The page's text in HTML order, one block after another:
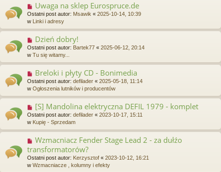
o
s
t
N
o
w
o
s
t
Uwaga na sklep Eurospruce.de
Ostatni post autor: Msawik « 2025-10-14, 10:39
w
Linki i adresy
N
o
w
o
s
t
Dzień dobry!
Ostatni post autor: Bartek77 « 2025-06-12, 20:14
w Tu się witamy...
N
o
w
s
t
Breloki i płyty CD - Bonimedia
Ostatni post autor: defilader « 2025-05-18, 11:14
w Ogłoszenia lutników i producentów
N
o
w
o
s
t
[S] Mandolina elektryczna DEFIL 1979 - komplet
Ostatni post autor: defilader « 2023-10-17, 15:11
w Kupię - Sprzedam
N
w
y
p
Wzmacniacz Fender Stage Lead 2 - za dułźo
transformatorów?
Ostatni post autor: Kerzysztof « 2023-10-12, 16:21
w Wzmacniacze , kolumny i efekty